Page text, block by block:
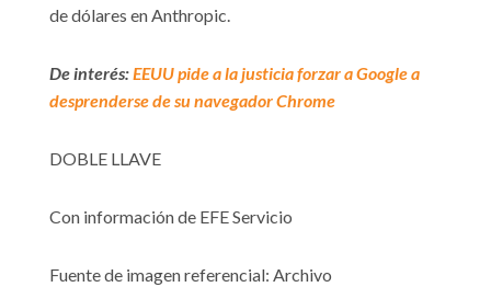
de dólares en Anthropic.
De interés:EEUU pide a la justicia forzar a Google a
desprenderse de su navegador Chrome
DOBLE LLAVE
Con información de EFE Servicio
Fuente de imagen referencial: Archivo